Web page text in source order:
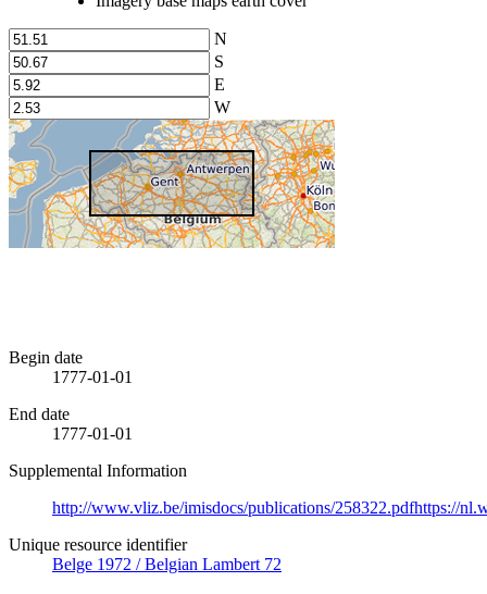
N
S
E
W
Begin date
1777-01-01
End date
1777-01-01
Supplemental Information
http://www.vliz.be/imisdocs/publications/258322.pdfhttps://
Unique resource identifier
Belge 1972 / Belgian Lambert 72